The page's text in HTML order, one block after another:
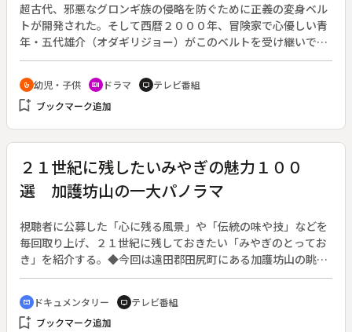
超古代、邪悪なグロンギ族の侵略を防ぐために正義の変身ベル
トが開発された。そして西暦２０００年、冒険家で心優しい青
年・五代雄介（オダギリジョー）がこのベルトを受け継いで戦
士クウガとして復活、グロンギ族と闘う。１１年ぶりに復活し
た仮面ライダー新シリーズ第１作。原作：石ノ森章太郎。（２
０００年１月３０日～２００１年１月２１日放送、全４９回）
◆沢渡桜子は九郎ヶ岳遺跡で謎の古代文字から不吉な意味を読
状の遺物を発見する。
crib 幼児・子供 recent_actors ドラマ tv テレビ番組
bookmark_add ブックマーク追加
２１世紀に残したいみやぎの魅力１００
選 加護坊山の一大パノラマ
視聴者に公募した「心に残る風景」や「伝統の味や技」などを
毎回取り上げ、２１世紀に残しておきたい「みやぎのとってお
き」を紹介する。◆今回は遠田郡田尻町にある加護坊山の眺望
を紹介する。
cinematic_blur ドキュメンタリー tv テレビ番組
bookmark_add ブックマーク追加